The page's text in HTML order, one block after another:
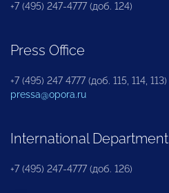
+7 (495) 247-4777 (доб. 124)
Press Office
+7 (495) 247 4777 (доб. 115, 114, 113)
pressa@opora.ru
International Department
+7 (495) 247-4777 (доб. 126)